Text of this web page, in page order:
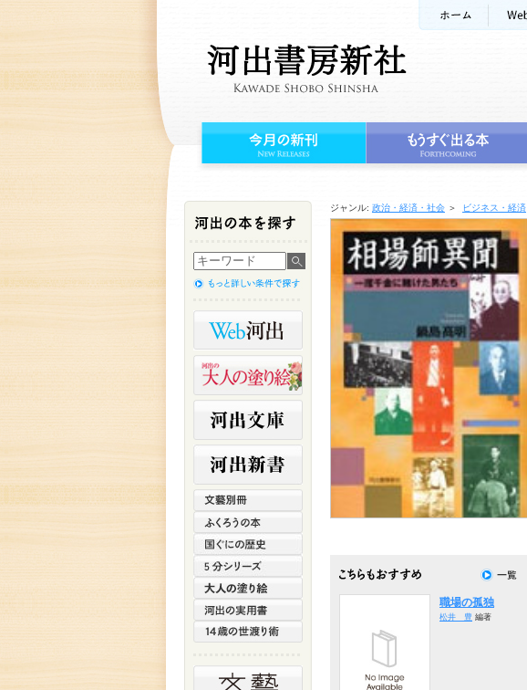
ジャンル: 政治・経済・社会 ＞ ビジネス・経済
職場の孤独
松井 豊 編著